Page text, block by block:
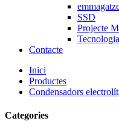
SSD
Projecte
Contacte
Inici
Productes
Condensadors
Categories